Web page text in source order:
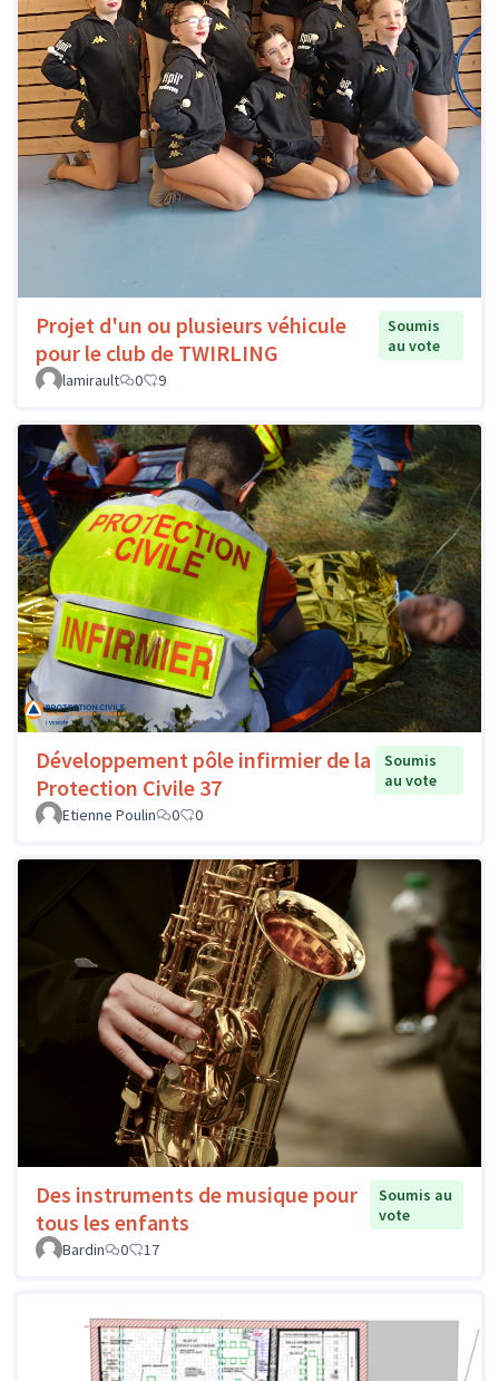
Projet d'un ou plusieurs véhicule
pour le club de TWIRLING
Soumis
au vote
lamirault
0 9
Développement pôle infirmier de la
Protection Civile 37
Soumis
au vote
Etienne Poulin
0 0
Des instruments de musique pour
tous les enfants
Soumis au
vote
Bardin
0 17